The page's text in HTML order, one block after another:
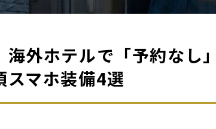
海外ホテルで「予約な
スマホ装備4選